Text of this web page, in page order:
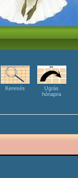
Keresés
Ugrás
hónapra